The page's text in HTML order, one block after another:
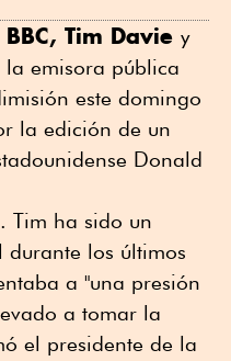
Tim Davie y
emisora pública
este domingo
la edición de un
Donald
Tim ha sido un
durante los últimos
a "una presión
a tomar la
el presidente de la